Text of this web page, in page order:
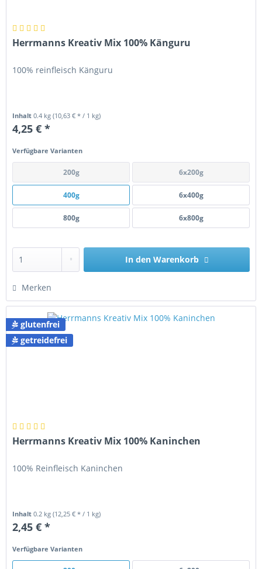
Herrmanns Kreativ Mix 100% Känguru
100% reinfleisch Känguru
Inhalt0.4 kg(10,63 € * / 1 kg)
4,25 € *
Verfügbare Varianten
200g 6x200g
400g 6x400g
800g 6x800g
In den Warenkorb
Merken
glutenfrei
getreidefrei
Herrmanns Kreativ Mix 100% Kaninchen
100% Reinfleisch Kaninchen
Inhalt0.2 kg(12,25 € * / 1 kg)
2,45 € *
Verfügbare Varianten